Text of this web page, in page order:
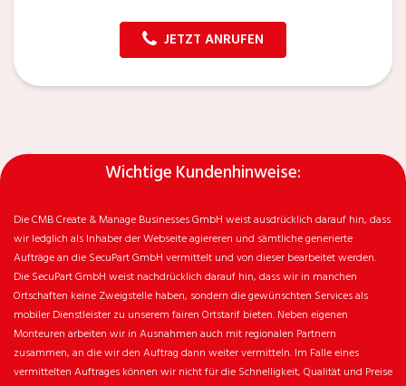
JETZT ANRUFEN
Wichtige Kundenhinweise:
Die CMB Create & Manage Businesses GmbH weist ausdrücklich darauf hin, dass
wir ledglich als Inhaber der Webseite agiereren und sämtliche generierte
Aufträge an die SecuPart GmbH vermittelt und von dieser bearbeitet werden.
Die SecuPart GmbH weist nachdrücklich darauf hin, dass wir in manchen
Ortschaften keine Zweigstelle haben, sondern die gewünschten Services als
mobiler Dienstleister zu unserem fairen Ortstarif bieten. Neben eigenen
Monteuren arbeiten wir in Ausnahmen auch mit regionalen Partnern
zusammen, an die wir den Auftrag dann weiter vermitteln. Im Falle eines
vermittelten Auftrages können wir nicht für die Schnelligkeit, Qualität und Preise